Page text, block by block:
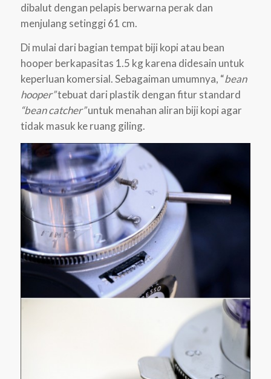
dibalut dengan pelapis berwarna perak dan
menjulang setinggi 61 cm.
Di mulai dari bagian tempat biji kopi atau bean
hooper berkapasitas 1.5 kg karena didesain untuk
keperluan komersial. Sebagaiman umumnya, “bean
hooper”tebuat dari plastik dengan fitur standard
“bean catcher”untuk menahan aliran biji kopi agar
tidak masuk ke ruang giling.